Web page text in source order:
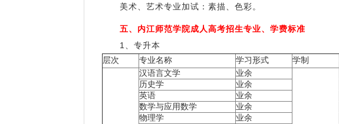
美术、艺术专业加试：素描、色彩。
五、内江师范学院成人高考招生专业、学费标准
1、专升本
层次 专业名称 学习形式 学制
汉语言文学 业余
历史学 业余
英语
业余
数学与应用数学
业余
物理学 业余